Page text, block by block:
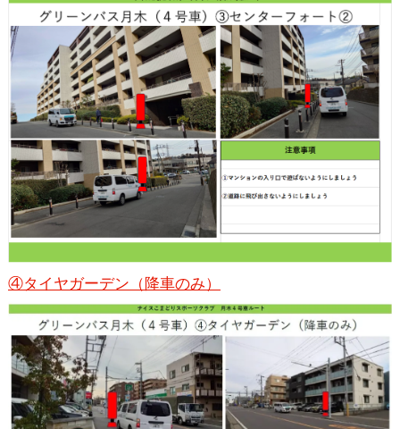
④タイヤガーデン（降車のみ）